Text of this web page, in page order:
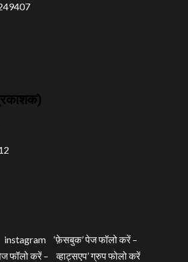
instagram
‘फ़ेसबुक’ पेज फॉलो करें –
फॉलो करें –
व्हाट्सएप’ ग्रुप फोलो करें